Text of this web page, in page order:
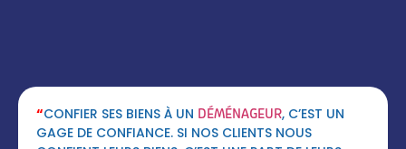
“CONFIER SES BIENS À UN DÉMÉNAGEUR, C’EST UN
GAGE DE CONFIANCE. SI NOS CLIENTS NOUS